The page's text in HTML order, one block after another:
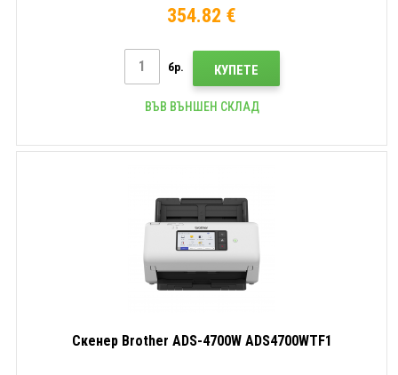
354.82 €
бр. КУПЕТЕ
ВЪВ ВЪНШЕН СКЛАД
Скенер Brother ADS-4700W ADS4700WTF1